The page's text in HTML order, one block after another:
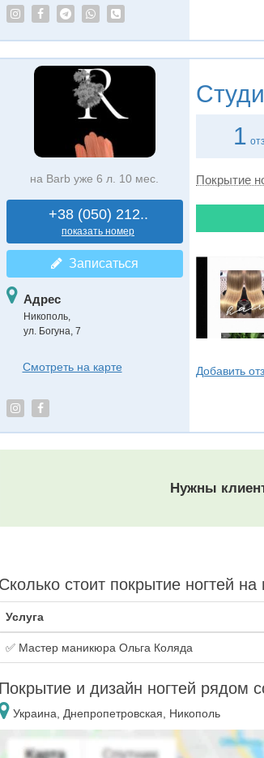
на Barb уже 6 л. 10 мес.
+38 (050) 212..
показать номер
Записаться
Адрес
Никополь,
ул. Богуна, 7
Смотреть на карте
1
Покрытие
Добавить
Нужны
Сколько стоит покрытие ногтей
Услуга
✅ Мастер маникюра Ольга Коляда
Покрытие и дизайн ногтей рядом
Украина, Днепропетровская, Никополь